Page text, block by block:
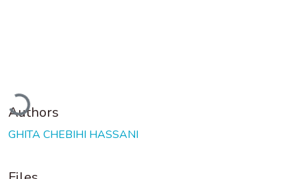
Authors
GHITA CHEBIHI HASSANI